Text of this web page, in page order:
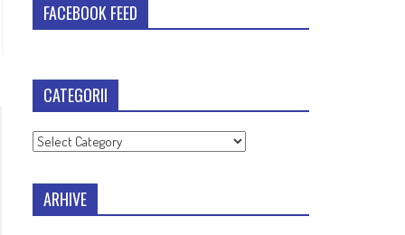
FACEBOOK FEED
CATEGORII
Categorii
ARHIVE